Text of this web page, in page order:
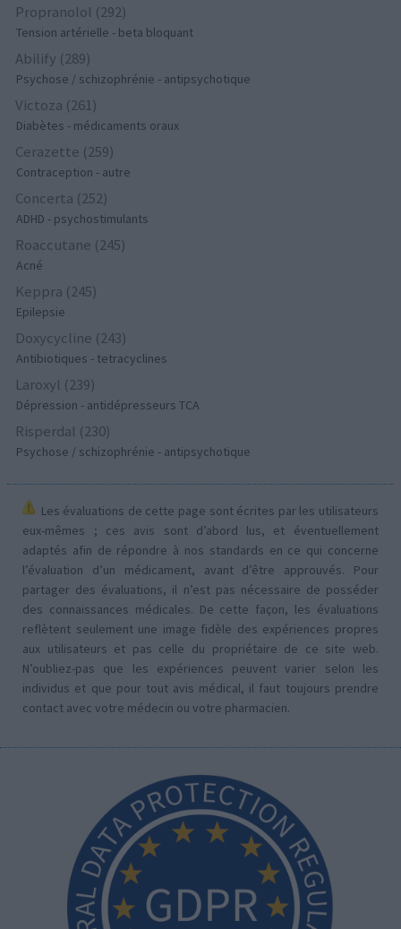
Propranolol (292)
Tension artérielle - beta bloquant
Abilify (289)
Psychose / schizophrénie - antipsychotique
Victoza (261)
Diabètes - médicaments oraux
Cerazette (259)
Contraception - autre
Concerta (252)
ADHD - psychostimulants
Roaccutane (245)
Acné
Keppra (245)
Epilepsie
Doxycycline (243)
Antibiotiques - tetracyclines
Laroxyl (239)
Dépression - antidépresseurs TCA
Risperdal (230)
Psychose / schizophrénie - antipsychotique
Les évaluations de cette page sont écrites par les utilisateurs
eux-mêmes ; ces avis sont d’abord lus, et éventuellement
adaptés afin de répondre à nos standards en ce qui concerne
l’évaluation d’un médicament, avant d’être approuvés. Pour
partager des évaluations, il n’est pas nécessaire de posséder
des connaissances médicales. De cette façon, les évaluations
reflètent seulement une image fidèle des expériences propres
aux utilisateurs et pas celle du propriétaire de ce site web.
N’oubliez-pas que les expériences peuvent varier selon les
individus et que pour tout avis médical, il faut toujours prendre
contact avec votre médecin ou votre pharmacien.